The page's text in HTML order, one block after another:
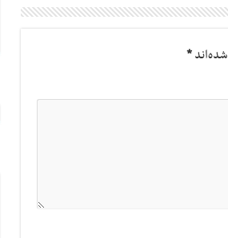
*